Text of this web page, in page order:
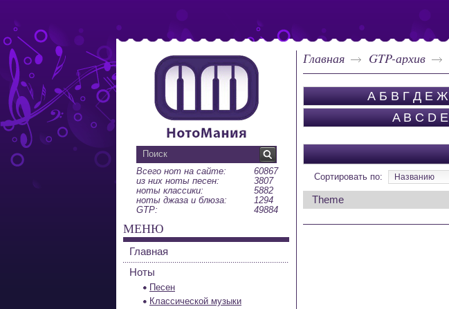
Главная GTP-архив
А Б В Г Д Е Ж
A B C D E
Сортировать по: Названию
Theme
Всего нот на сайте:
60867
из них ноты песен:
3807
ноты классики:
5882
ноты джаза и блюза:
1294
GTP:
49884
МЕНЮ
Главная
Ноты
Песен
Классической музыки